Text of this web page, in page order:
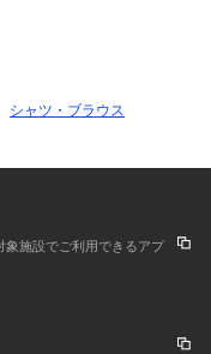
シャツ・ブラウス
象施設でご利用できるアプ